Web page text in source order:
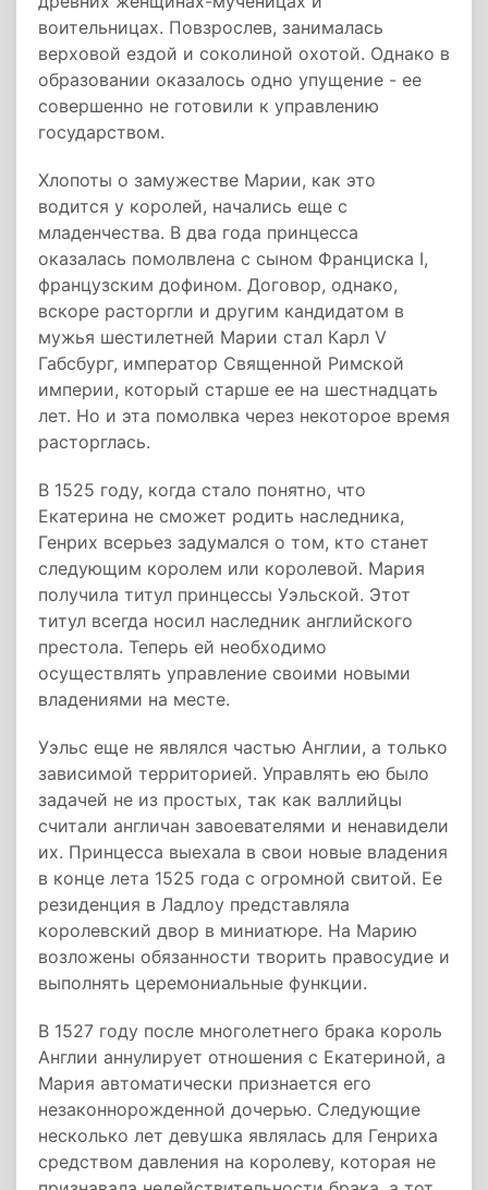
воительницах. Повзрослев, занималась
верховой ездой и соколиной охотой. Однако в
образовании оказалось одно упущение - ее
совершенно не готовили к управлению
государством.
Хлопоты о замужестве Марии, как это
водится у королей, начались еще с
младенчества. В два года принцесса
оказалась помолвлена с сыном Франциска I,
французским дофином. Договор, однако,
вскоре расторгли и другим кандидатом в
мужья шестилетней Марии стал Карл V
Габсбург, император Священной Римской
империи, который старше ее на шестнадцать
лет. Но и эта помолвка через некоторое время
расторглась.
В 1525 году, когда стало понятно, что
Екатерина не сможет родить наследника,
Генрих всерьез задумался о том, кто станет
следующим королем или королевой. Мария
получила титул принцессы Уэльской. Этот
титул всегда носил наследник английского
престола. Теперь ей необходимо
осуществлять управление своими новыми
владениями на месте.
Уэльс еще не являлся частью Англии, а только
зависимой территорией. Управлять ею было
задачей не из простых, так как валлийцы
считали англичан завоевателями и ненавидели
их. Принцесса выехала в свои новые владения
в конце лета 1525 года с огромной свитой. Ее
резиденция в Ладлоу представляла
королевский двор в миниатюре. На Марию
возложены обязанности творить правосудие и
выполнять церемониальные функции.
В 1527 году после многолетнего брака король
Англии аннулирует отношения с Екатериной, а
Мария автоматически признается его
незаконнорожденной дочерью. Следующие
несколько лет девушка являлась для Генриха
средством давления на королеву, которая не